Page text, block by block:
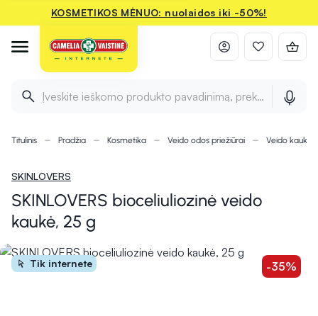
KOSMETIKOS MĖNUO: nuolaidos iki -50%!
Įveskite ieškomo produkto pavadinimą, prekės ženklą ir
Titulinis Pradžia Kosmetika Veido odos priežiūrai Veido kaukės
SKINLOVERS
SKINLOVERS bioceliuliozinė veido
kaukė, 25 g
Tik internete -35%